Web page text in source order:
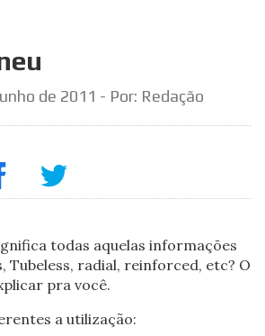
de 2011 - Por: Redação
todas aquelas informações
Tubeless, radial, reinforced, etc? O
pra você.
a utilização: